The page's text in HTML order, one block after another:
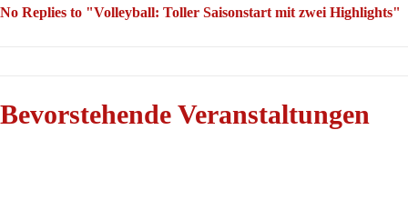
No Replies to "Volleyball: Toller Saisonstart mit zwei Highlights"
Bevorstehende Veranstaltungen